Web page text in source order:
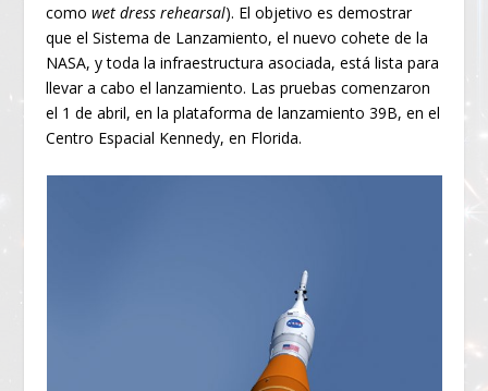
comowet dress rehearsal). El objetivo es demostrar
que el Sistema de Lanzamiento, el nuevo cohete de la
NASA, y toda la infraestructura asociada, está lista para
llevar a cabo el lanzamiento. Las pruebas comenzaron
el 1 de abril, en la plataforma de lanzamiento 39B, en el
Centro Espacial Kennedy, en Florida.